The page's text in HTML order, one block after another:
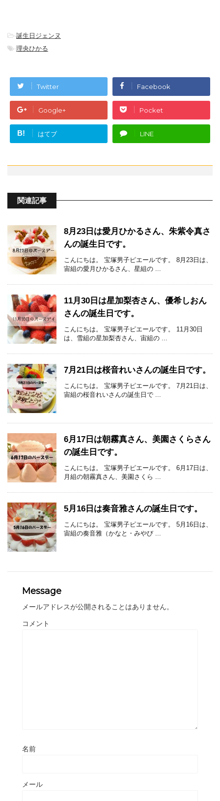
-誕生日ジェンヌ
-理央ひかる
Twitter Facebook
Google+ Pocket
B! はてブ LINE
関連記事
8月23日は愛月ひかるさん、朱紫令真さ
んの誕生日です。
こんにちは。 宝塚男子ピエールです。 8月23日は、
宙組の愛月ひかるさん、星組の ...
11月30日は星加梨杏さん、優希しおん
さんの誕生日です。
こんにちは。 宝塚男子ピエールです。 11月30日
は、雪組の星加梨杏さん、宙組の ...
7月21日は桜音れいさんの誕生日です。
こんにちは。 宝塚男子ピエールです。 7月21日は、
宙組の桜音れいさんの誕生日で ...
6月17日は朝霧真さん、美園さくらさん
の誕生日です。
こんにちは。 宝塚男子ピエールです。 6月17日は、
月組の朝霧真さん、美園さくら ...
5月16日は奏音雅さんの誕生日です。
こんにちは。 宝塚男子ピエールです。 5月16日は、
宙組の奏音雅（かなと・みやび ...
Message
メールアドレスが公開されることはありません。
コメント
名前
メール